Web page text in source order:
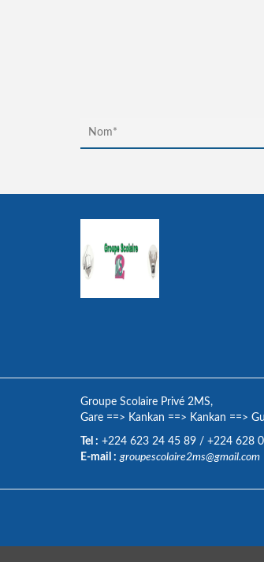
Groupe Scolaire Privé 2MS,
Gare ==> Kankan ==> Kankan ==>
Tel : +224 623 24 45 89 / +224 628
E-mail : groupescolaire2ms@gmail.com